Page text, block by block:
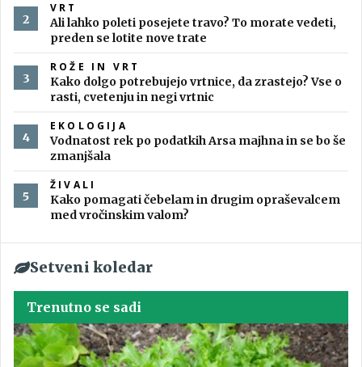
VRT
Ali lahko poleti posejete travo? To morate vedeti,
preden se lotite nove trate
ROŽE IN VRT
Kako dolgo potrebujejo vrtnice, da zrastejo? Vse o
rasti, cvetenju in negi vrtnic
EKOLOGIJA
Vodnatost rek po podatkih Arsa majhna in se bo še
zmanjšala
ŽIVALI
Kako pomagati čebelam in drugim opraševalcem
med vročinskim valom?
Setveni koledar
Trenutno se sadi